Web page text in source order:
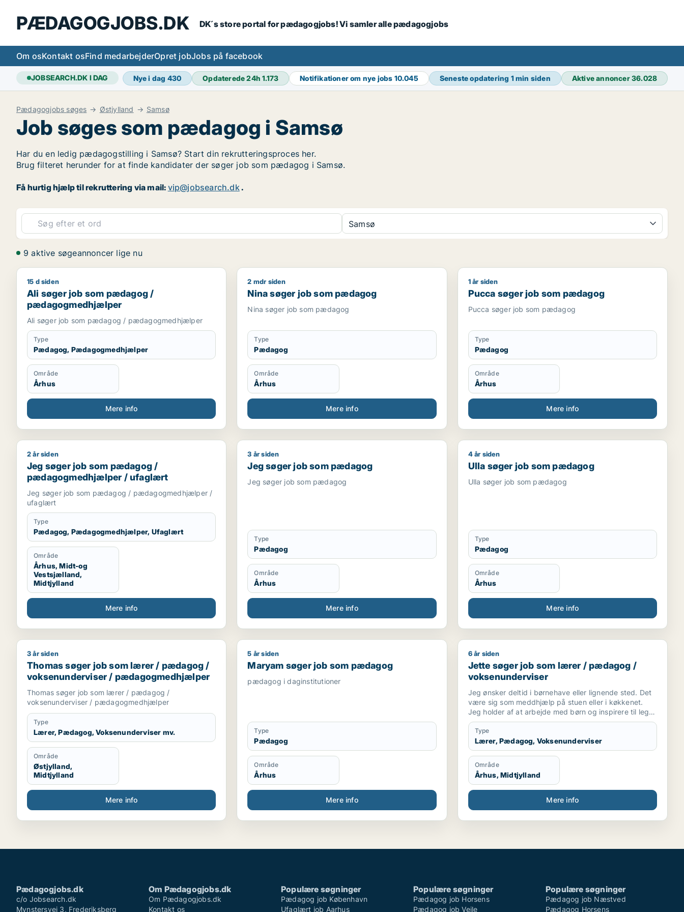
PÆDAGOGJOBS.DK DK´s store portal for pædagogjobs! Vi samler alle pædagogjobs
Om osKontakt osFind medarbejderOpret jobJobs på facebook
JOBSEARCH.DK I DAG Nye i dag 430 Opdaterede 24h1.173 Notifikationer om nye jobs 10.045 Seneste opdatering 1 min siden Aktive annoncer36.028
Pædagogjobs søges Østjylland Samsø
Job søges som pædagog i Samsø
Har du en ledig pædagogstilling i Samsø? Start din rekrutteringsproces her.
Brug filteret herunder for at finde kandidater der søger job som pædagog i Samsø.
Få hurtig hjælp til rekruttering via mail: vip@jobsearch.dk.
Samsø
9 aktive søgeannoncer lige nu
Ali søger job som pædagog / pædagogmedhjælper
15 d siden
Ali søger job som pædagog /
pædagogmedhjælper
Ali søger job som pædagog / pædagogmedhjælper
Type
Pædagog, Pædagogmedhjælper
Område
Århus
Mere info
Nina søger job som pædagog
2 mdr siden
Nina søger job som pædagog
Nina søger job som pædagog
Type
Pædagog
Område
Århus
Mere info
Pucca søger job som pædagog
1 år siden
Pucca søger job som pædagog
Pucca søger job som pædagog
Type
Pædagog
Område
Århus
Mere info
Jeg søger job som pædagog / pædagogmedhjælper / ufaglært
2 år siden
Jeg søger job som pædagog /
pædagogmedhjælper / ufaglært
Jeg søger job som pædagog / pædagogmedhjælper /
ufaglært
Type
Pædagog, Pædagogmedhjælper, Ufaglært
Område
Århus, Midt-og
Vestsjælland,
Midtjylland
Mere info
Jeg søger job som pædagog
3 år siden
Jeg søger job som pædagog
Jeg søger job som pædagog
Type
Pædagog
Område
Århus
Mere info
Ulla søger job som pædagog
4 år siden
Ulla søger job som pædagog
Ulla søger job som pædagog
Type
Pædagog
Område
Århus
Mere info
Thomas søger job som lærer / pædagog / voksenunderviser / pædagogmedhjælper
3 år siden
Thomas søger job som lærer / pædagog /
voksenunderviser / pædagogmedhjælper
Thomas søger job som lærer / pædagog /
voksenunderviser / pædagogmedhjælper
Type
Lærer, Pædagog, Voksenunderviser mv.
Område
Østjylland,
Midtjylland
Mere info
Maryam søger job som pædagog
5 år siden
Maryam søger job som pædagog
pædagog i daginstitutioner
Type
Pædagog
Område
Århus
Mere info
Jette søger job som lærer / pædagog /
6 år siden
Jette søger job som lærer / pædagog /
voksenunderviser
Jeg ønsker deltid i børnehave eller lignende sted. Det
være sig som meddhjælp på stuen eller i køkkenet.
Jeg holder af at arbejde med børn og inspirere til leg
og social interaktion. Og at indgå i samarbejde
omkring at skabe optimalt miljø for børnene ..og
personale. Også praktiske præcise opgaver har jeg
det godt med.
Type
Lærer, Pædagog, Voksenunderviser
Område
Århus, Midtjylland
Mere info
Pædagogjobs.dk
c/o Jobsearch.dk
Mynstersvej 3, Frederiksberg
Om Pædagogjobs.dk
Om Pædagogjobs.dk
Kontakt os
Populære søgninger
Pædagog job København
Ufaglært job Aarhus
Populære søgninger
Pædagog job Horsens
Pædagog job Vejle
Populære søgninger
Pædagog job Næstved
Pædagog Horsens